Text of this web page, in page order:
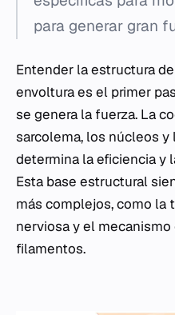
para generar gran
Entender la estructura
envoltura es el primer
se genera la fuerza. La
sarcolema, los núcleos y
determina la eficiencia y
Esta base estructural
más complejos, como la
nerviosa y el
filamentos.